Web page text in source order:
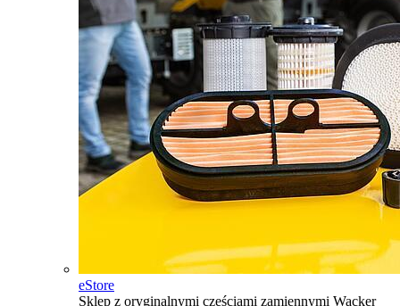
eStore
Sklep z oryginalnymi częściami zamiennymi Wacker